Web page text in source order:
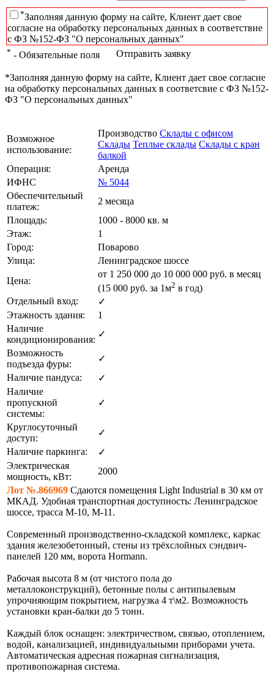
*Заполняя данную форму на сайте, Клиент дает свое
согласие на обработку персональных данных в соответствие
с ФЗ №152-ФЗ "О персональных данных"
* - Обязательные поля Отправить заявку
*Заполняя данную форму на сайте, Клиент дает свое согласие
на обработку персональных данных в соответсвие с ФЗ №152-
ФЗ "О персональных данных"
Возможное
использование:
Производство Склады с офисом
Склады Теплые склады Склады с кран
балкой
Операция:
Аренда
ИФНС
№ 5044
Обеспечительный
платеж:
2 месяца
Площадь:
1000 - 8000 кв. м
Этаж:
1
Город:
Поварово
Улица:
Ленинградское шоссе
Цена:
от 1 250 000 до 10 000 000 руб. в месяц
(15 000 руб. за 1м2 в год)
Отдельный вход:
✓
Этажность здания:
1
Наличие
кондиционирования:
✓
Возможность
подъезда фуры:
✓
Наличие пандуса:
✓
Наличие
пропускной
системы:
✓
Круглосуточный
доступ:
✓
Наличие паркинга:
✓
Электрическая
мощность, кВт:
2000
Лот №.866969 Сдаются помещения Light Industrial в 30 км от
МКАД. Удобная транспортная доступность: Ленинградское
шоссе, трасса М-10, М-11.
Современный производственно-складской комплекс, каркас
здания железобетонный, стены из трёхслойных сэндвич-
панелей 120 мм, ворота Hormann.
Рабочая высота 8 м (от чистого пола до
металлоконструкций), бетонные полы с антипылевым
упрочняющим покрытием, нагрузка 4 т\м2. Возможность
установки кран-балки до 5 тонн.
Каждый блок оснащен: электричеством, связью, отоплением,
водой, канализацией, индивидуальными приборами учета.
Автоматическая адресная пожарная сигнализация,
противопожарная система.